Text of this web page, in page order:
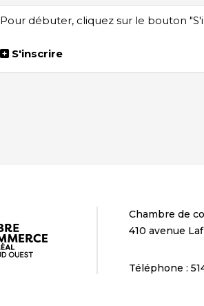
Pour débuter, cliquez sur le bouton
S'inscrire
Chambre de
410 avenue
Téléphone :